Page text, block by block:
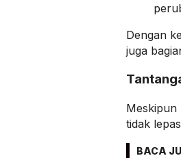
Dengan
juga
Meskipun
tidak
BACA